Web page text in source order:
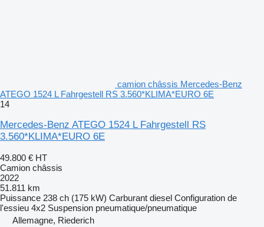
camion châssis Mercedes-Benz
ATEGO 1524 L Fahrgestell RS 3.560*KLIMA*EURO 6E
14
Mercedes-Benz ATEGO 1524 L Fahrgestell RS
3.560*KLIMA*EURO 6E
49.800 € HT
Camion châssis
2022
51.811 km
Puissance 238 ch (175 kW) Carburant diesel Configuration de
l'essieu 4x2 Suspension pneumatique/pneumatique
Allemagne, Riederich